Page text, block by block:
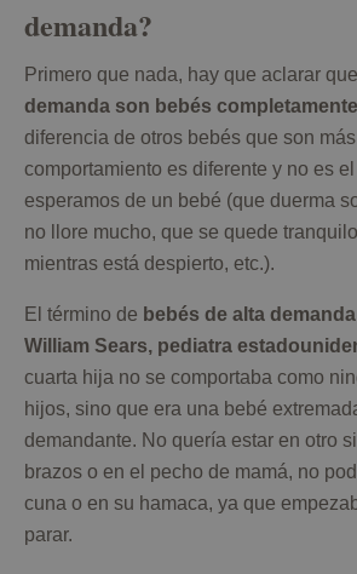
demanda?
Primero que nada, hay que aclarar que
demanda son bebés
diferencia de otros bebés que son
comportamiento es diferente y no es
esperamos de un bebé (que duerma
no llore mucho, que se quede
mientras está despierto, etc.).
El término de bebés de alta
William Sears, pediatra
cuarta hija no se comportaba como
hijos, sino que era una bebé
demandante. No quería estar en otro
brazos o en el pecho de mamá, no
cuna o en su hamaca, ya que
parar.